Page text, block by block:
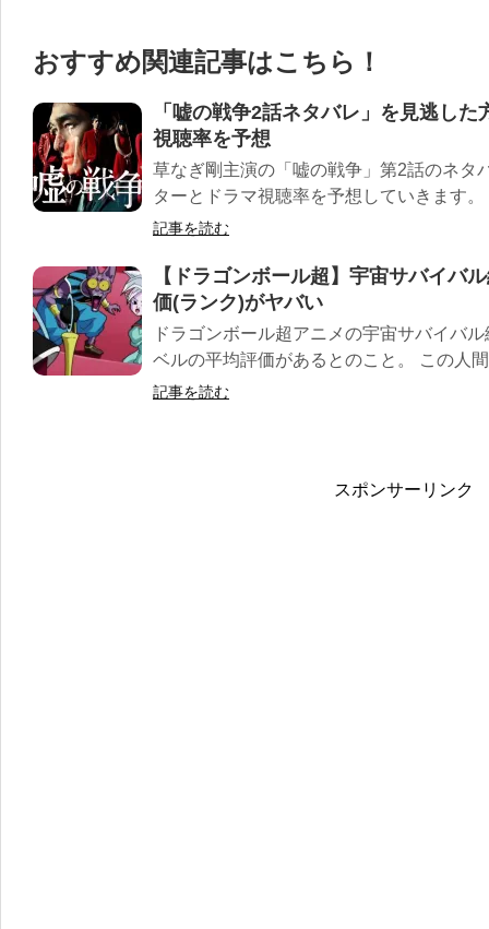
おすすめ関連記事はこちら！
「嘘の戦争2話ネタバレ」を見逃し
視聴率を予想
草なぎ剛主演の「嘘の戦争」第2話のネタ
ターとドラマ視聴率を予想していきます
記事を読む
【ドラゴンボール超】宇宙サバイバ
価(ランク)がヤバい
ドラゴンボール超アニメの宇宙サバイバ
ベルの平均評価があるとのこと。 この人
記事を読む
スポンサーリンク